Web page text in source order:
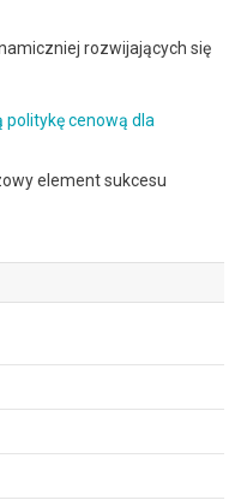
rozwijających się
cenową dla
element sukcesu